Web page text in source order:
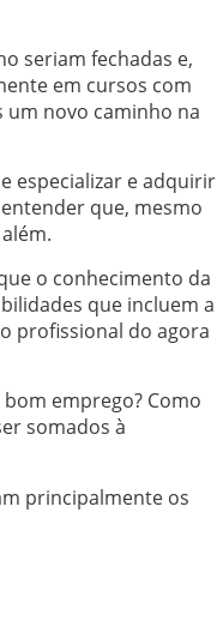
seriam fechadas e,
em cursos com
um novo caminho na
especializar e adquirir
que, mesmo
o conhecimento da
que incluem a
profissional do agora
emprego? Como
somados à
principalmente os